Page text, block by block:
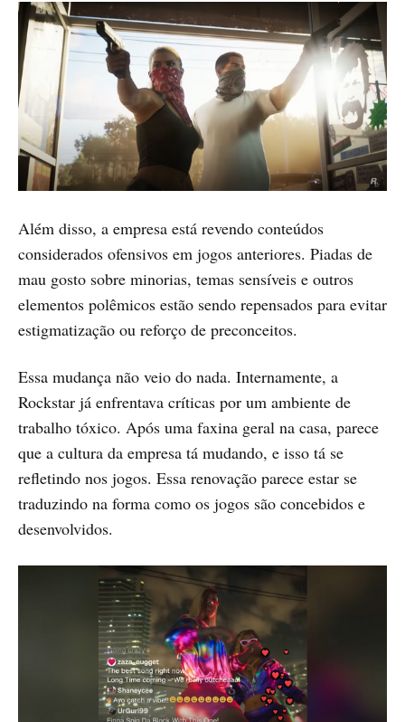
Além disso, a empresa está revendo conteúdos
considerados ofensivos em jogos anteriores. Piadas de
mau gosto sobre minorias, temas sensíveis e outros
elementos polêmicos estão sendo repensados para evitar
estigmatização ou reforço de preconceitos.
Essa mudança não veio do nada. Internamente, a
Rockstar já enfrentava críticas por um ambiente de
trabalho tóxico. Após uma faxina geral na casa, parece
que a cultura da empresa tá mudando, e isso tá se
refletindo nos jogos. Essa renovação parece estar se
traduzindo na forma como os jogos são concebidos e
desenvolvidos.